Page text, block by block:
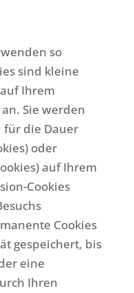
so
sind kleine
Ihrem
Sie werden
die Dauer
oder
auf Ihrem
Cookies
Cookies
gespeichert, bis
eine
Ihren